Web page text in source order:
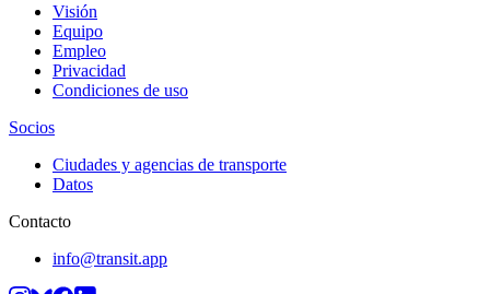
Visión
Equipo
Empleo
Privacidad
Condiciones de uso
Socios
Ciudades y agencias de transporte
Datos
Contacto
info@transit.app